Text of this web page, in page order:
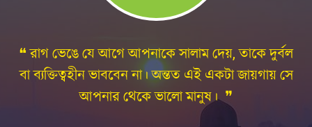
❝ কারো প্রতি রাগ হলে তৎক্ষণাৎ প্রকাশ না করে যতটা
সম্ভব সময় নিন। রাগের প্রকাশ যত বিলম্বে হবে, রাগ তত
নিয়ন্ত্রণে থাকবে। এবং এর পরিণতিও হবে তত সুন্দর। ❞